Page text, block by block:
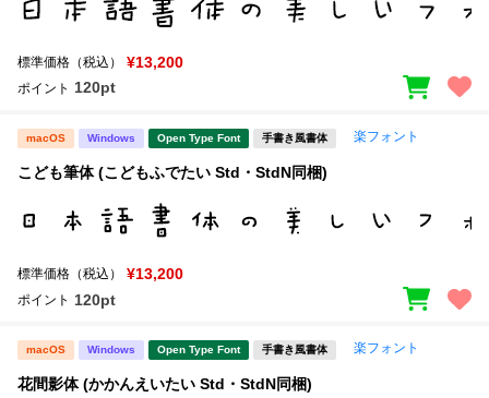
カート 0
よくあるご質問
タイプフェイス
丸ゴシック
宋朝体 清朝体
教科書体
草書体 勘亭流
江戸文字
太さ・ウェイト
標準価格（税込） ¥13,200
ポイント 120pt
macOS Windows Open Type Font 手書き風書体 楽フォント
こども筆体 (こどもふでたい Std・StdN同梱)
標準価格（税込） ¥13,200
ポイント 120pt
macOS Windows Open Type Font 手書き風書体 楽フォント
花間影体 (かかんえいたい Std・StdN同梱)